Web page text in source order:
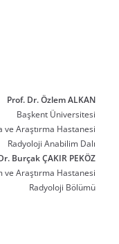
Prof. Dr. Özlem ALKAN
Başkent Üniversitesi
Araştırma Hastanesi
Radyoloji Anabilim Dalı
Burçak ÇAKIR PEKÖZ
ve Araştırma Hastanesi
Radyoloji Bölümü